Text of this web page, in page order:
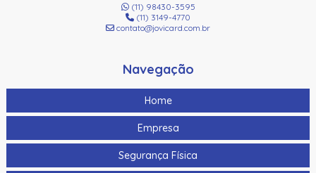
(11) 98430-3595
(11) 3149-4770
contato@jovicard.com.br
Navegação
Home
Empresa
Segurança Física